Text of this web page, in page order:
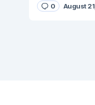
0 August